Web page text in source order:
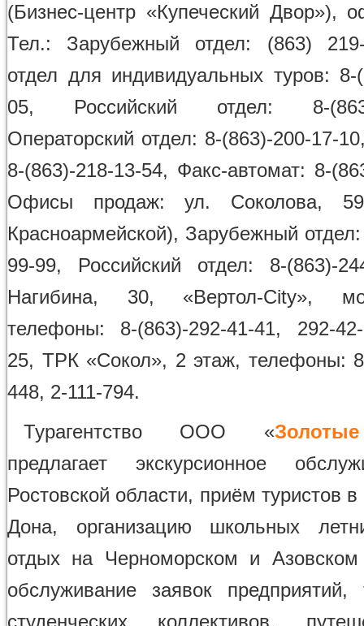
(Бизнес-центр «Купеческий Двор»),
Тел.: Зарубежный отдел: (863)
отдел для индивидуальных туров: 8-
05, Российский отдел: 8-(863)-
Операторский отдел: 8-(863)-200-17-
8-(863)-218-13-54, Факс-автомат: 8-
Офисы продаж: ул. Соколова,
Красноармейской), Зарубежный
99-99, Российский отдел: 8-(863)-
Нагибина, 30, «Вертол-Сity»,
телефоны: 8-(863)-292-41-41, 292-
25, ТРК «Сокол», 2 этаж, телефоны:
448, 2-111-794.
Турагентство ООО «
предлагает экскурсионное
Ростовской области, приём туристов
Дона, организацию школьных
отдых на Черноморском и Азовском
обслуживание заявок
студенческих коллективов,